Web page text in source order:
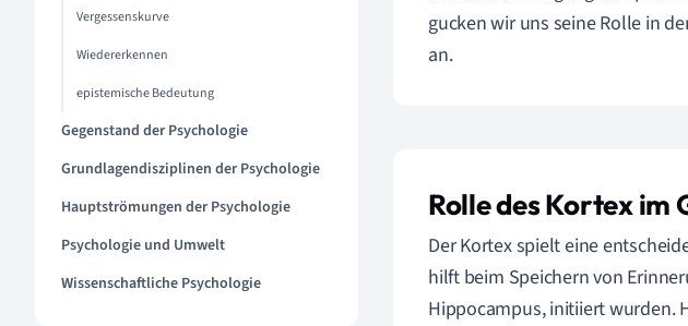
Vergessenskurve
Wiedererkennen
epistemische Bedeutung
Gegenstand der Psychologie
Grundlagendisziplinen der Psychologie
Hauptströmungen der Psychologie
Psychologie und Umwelt
Wissenschaftliche Psychologie
gucken wir uns seine Rolle in
an.
Rolle des Kortex im
Der Kortex spielt eine
hilft beim Speichern von
Hippocampus, initiiert wurden.